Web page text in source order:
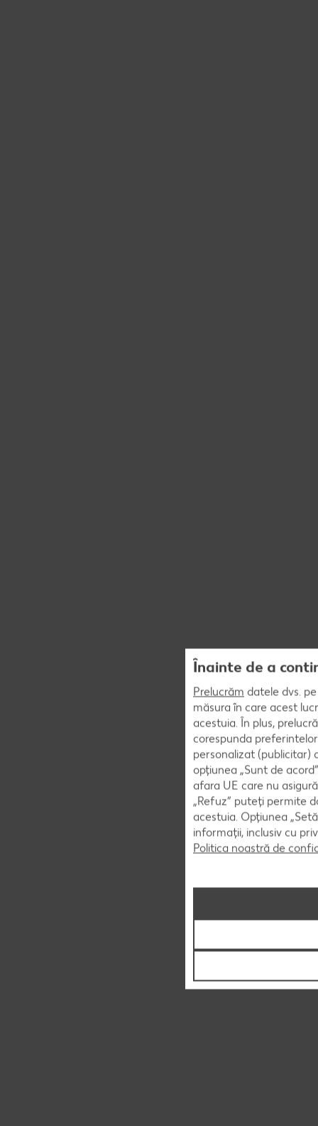
Înainte de a
Prelucrăm datele dvs.
măsura în care acest
acestuia. În plus,
corespunda
personalizat (publicitar)
opțiunea „Sunt de
afara UE care nu
„Refuz” puteți permite
acestuia. Opțiunea
informații, inclusiv cu
Politica noastră de